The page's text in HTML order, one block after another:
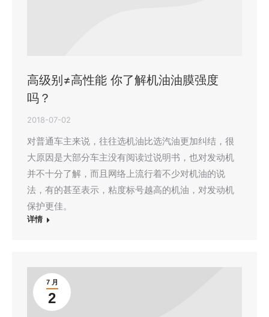
高级别≠高性能 你了解机油油膜强度
吗？
2018-07-02
对普通车主来说，往往选机油比选汽油更加纠结，很
大原因是大部分车主没有阅读过说明书，也对发动机
并不十分了解，而且网络上流行着不少对机油的说
法，有的甚至表示，粘度标号越高的机油，对发动机
保护更佳。
详情
7 月
2